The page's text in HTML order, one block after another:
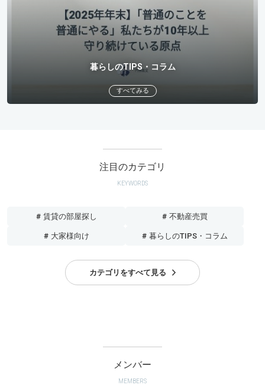
暮らしのTIPS・コラム
すべてみる
注目のカテゴリ
KEYWORDS
# 賃貸の部屋探し # 不動産売買
# 大家様向け # 暮らしのTIPS・コラム
カテゴリをすべて見る
メンバー
MEMBERS